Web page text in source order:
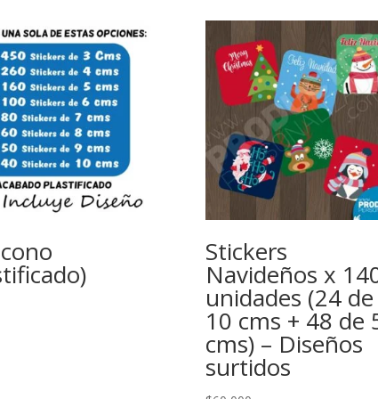
Stickers
Navideños x
unidades (24 de
10 cms + 48 de
cms) – Diseños
surtidos